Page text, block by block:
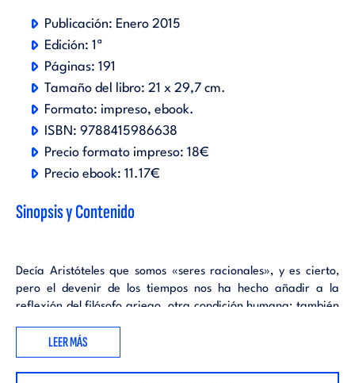
Publicación: Enero 2015
Edición: 1ª
Páginas: 191
Tamaño del libro: 21 x 29,7 cm.
Formato: impreso ebook.
ISBN: 9788415986638
Precio formato impreso: 18€
Precio ebook: 11.17€
Sinopsis y Contenido
Decía Aristóteles que somos «seres racionales», y es cierto,
pero el devenir de los tiempos nos ha hecho añadir a la
reflexión del filósofo griego, otra condición humana: también
somos seres emocionales. Y en ese microuniverso donde
desarrollamos nuestras vidas -la empresa- y a la que
dedicamos más tiempo que a nuestra propia familia, lo
personal y lo profesional terminan por enredarse en
LEER MÁS